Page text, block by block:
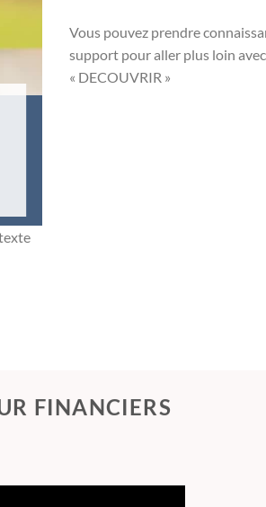
Vous pouvez prendre
support pour aller plus loin
« DECOUVRIR »
FINANCIERS